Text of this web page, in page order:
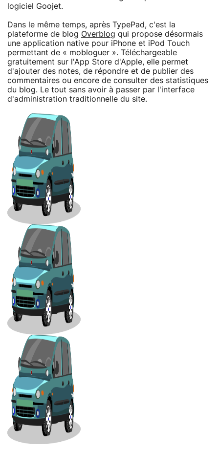
logiciel Goojet.
Dans le même temps, après TypePad, c'est la
plateforme de blog Overblog qui propose désormais
une application native pour iPhone et iPod Touch
permettant de « mobloguer ». Téléchargeable
gratuitement sur l'App Store d'Apple, elle permet
d'ajouter des notes, de répondre et de publier des
commentaires ou encore de consulter des statistiques
du blog. Le tout sans avoir à passer par l'interface
d'administration traditionnelle du site.